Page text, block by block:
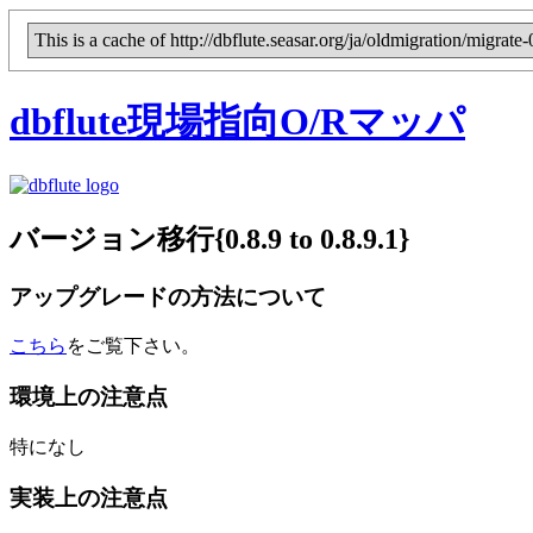
This is a cache of http://dbflute.seasar.org/ja/oldmigration/
dbflute現場指向O/Rマッパ
バージョン移行{0.8.9 to 0.8.9.1}
アップグレードの方法について
こちら をご覧下さい。
環境上の注意点
特になし
実装上の注意点